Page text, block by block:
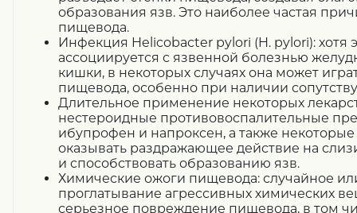
образования язв. Это наиболее частая
пищевода.
Инфекция Helicobacter pylori (H. pylori): хотя
ассоциируется с язвенной болезнью
кишки, в некоторых случаях она может
пищевода, особенно при наличии
Длительное применение некоторых
нестероидные противовоспалительные
ибупрофен и напроксен, а также некоторые
оказывать раздражающее действие на
и способствовать образованию язв.
Химические ожоги пищевода: случайное
проглатывание агрессивных химических
серьезное повреждение пищевода, в том